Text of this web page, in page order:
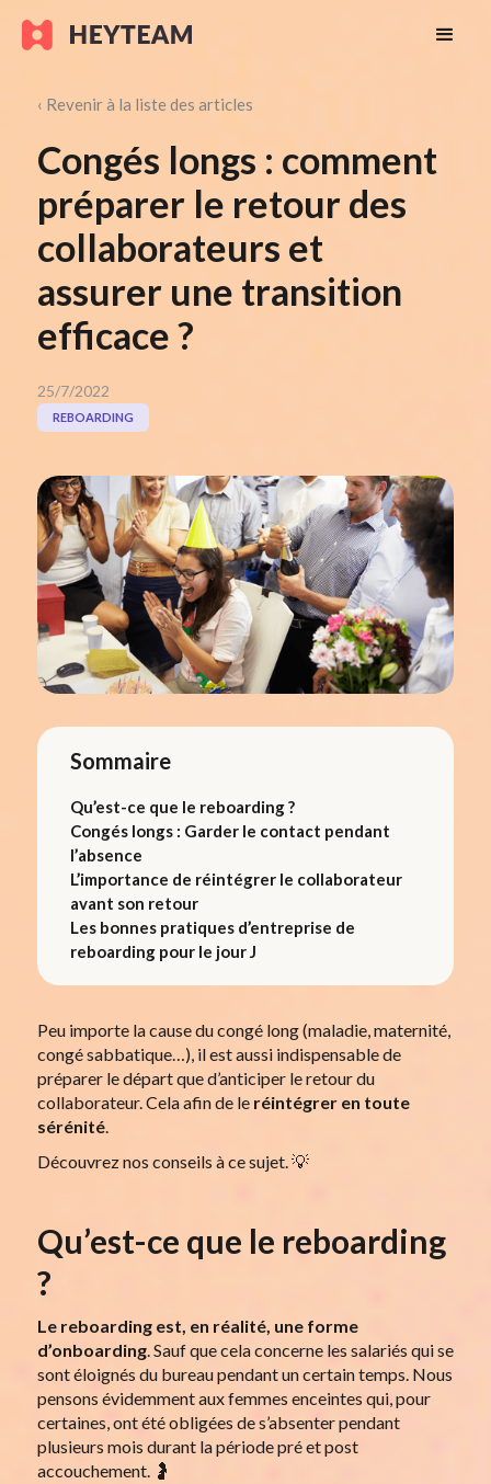
‹ Revenir à la liste des articles
Congés longs : comment
préparer le retour des
collaborateurs et
assurer une transition
efficace ?
25/7/2022
REBOARDING
Sommaire
Qu’est-ce que le reboarding ?
Congés longs : Garder le contact pendant
l’absence
L’importance de réintégrer le collaborateur
avant son retour
Les bonnes pratiques d’entreprise de
reboarding pour le jour J
Peu importe la cause du congé long (maladie, maternité,
congé sabbatique…), il est aussi indispensable de
préparer le départ que d’anticiper le retour du
collaborateur. Cela afin de le réintégrer en toute
sérénité.
Découvrez nos conseils à ce sujet. 💡
Qu’est-ce que le reboarding
?
Le reboarding est, en réalité, une forme
d’onboarding. Sauf que cela concerne les salariés qui se
sont éloignés du bureau pendant un certain temps. Nous
pensons évidemment aux femmes enceintes qui, pour
certaines, ont été obligées de s’absenter pendant
plusieurs mois durant la période pré et post
accouchement. 🤰